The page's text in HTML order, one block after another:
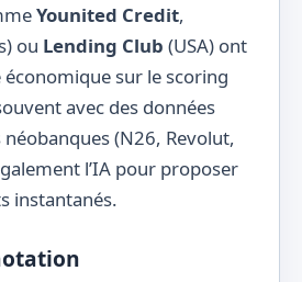
Younited Credit,
ou Lending Club (USA) ont
sur le scoring
avec des données
(N26, Revolut,
l’IA pour proposer
instantanés.